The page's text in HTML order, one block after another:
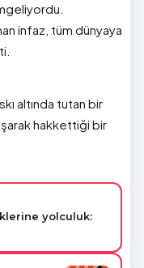
infaz, tüm dünyaya
altında tutan bir
hakkettiği bir
yolculuk: